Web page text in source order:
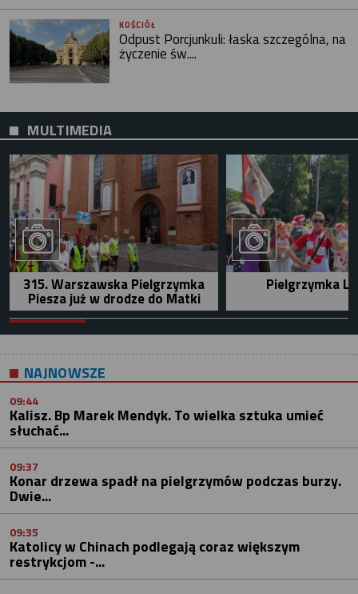
KOŚCIÓŁ
Odpust Porcjunkuli: łaska szczególna, na
życzenie św....
MULTIMEDIA
315. Warszawska Pielgrzymka
Piesza już w drodze do Matki
Pielgrzymka
NAJNOWSZE
09:44
Kalisz. Bp Marek Mendyk. To wielka sztuka umieć
słuchać...
09:37
Konar drzewa spadł na pielgrzymów podczas burzy.
Dwie...
09:35
Katolicy w Chinach podlegają coraz większym
restrykcjom -...